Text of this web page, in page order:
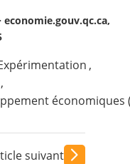
economie.gouv.qc.ca,
,
,
économiques
suivant